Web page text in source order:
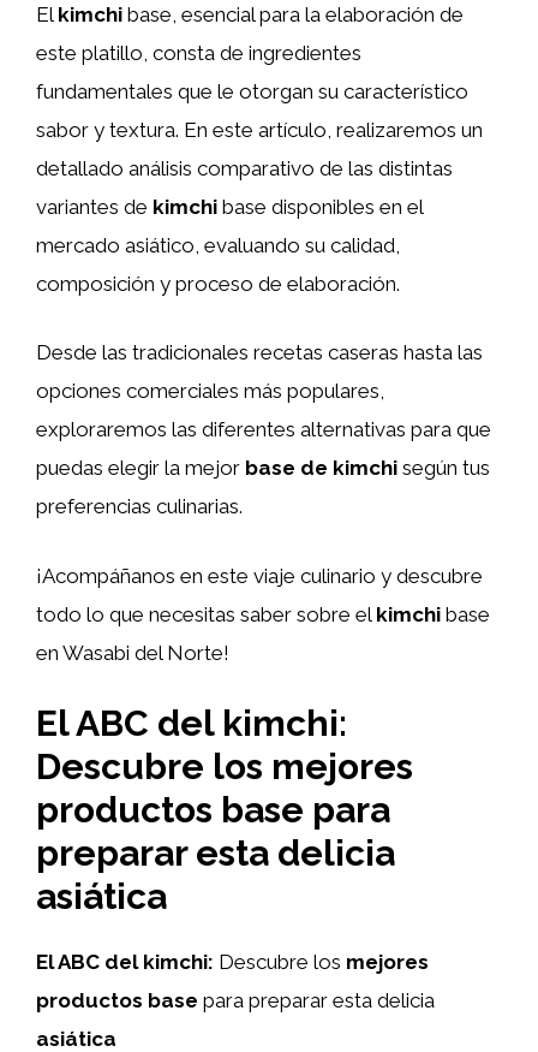
El kimchi base, esencial para la elaboración de
este platillo, consta de ingredientes
fundamentales que le otorgan su característico
sabor y textura. En este artículo, realizaremos un
detallado análisis comparativo de las distintas
variantes de kimchi base disponibles en el
mercado asiático, evaluando su calidad,
composición y proceso de elaboración.
Desde las tradicionales recetas caseras hasta las
opciones comerciales más populares,
exploraremos las diferentes alternativas para que
puedas elegir la mejor base de kimchi según tus
preferencias culinarias.
¡Acompáñanos en este viaje culinario y descubre
todo lo que necesitas saber sobre el kimchi base
en Wasabi del Norte!
El ABC del kimchi:
Descubre los mejores
productos base para
preparar esta delicia
asiática
El ABC del kimchi: Descubre los mejores
productos base para preparar esta delicia
asiática